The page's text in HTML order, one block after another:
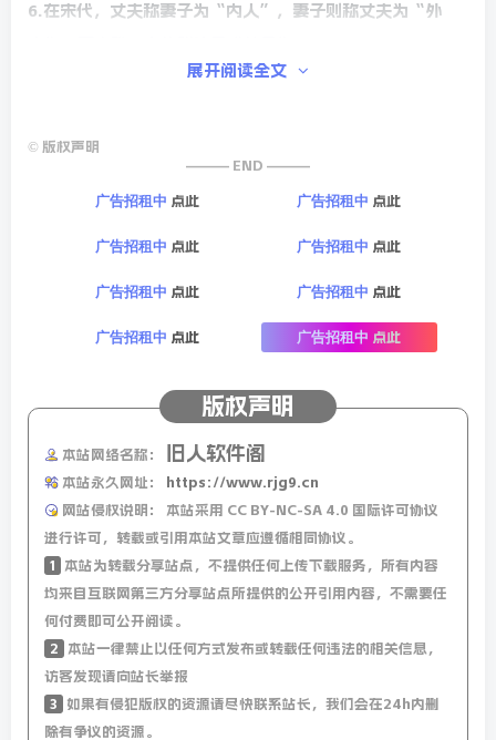
6.在宋代，丈夫称妻子为“内人”，妻子则称丈夫为“外
来哈佛大学直接把他除了名。直到其80多岁的时候，才被授
予名誉学位。
8.洗脸的次数并不是越多越好，最好是一天洗两次，早上起
床后和晚上睡前半小时各一次。因为如果洗的次数太多，会
对皮肤表面的天然油脂保护层造成破坏，甚至导致皮肤干
9.普通朝鲜人是不能申请护照的，只有那些需要出国参加运
动会，商务谈判或者专业访问的人员，朝鲜政府才会发给护
照，而且回国之后就会立即收回。
10.银耳汤里煮出来的黏糊糊的东西，并不是胶原蛋白，而是
可溶性膳食纤维。吃多了并不会美白，反而可能让人放屁。
展开阅读全文
© 版权声明
——— END ———
广告招租中 点此 广告招租中 点此
广告招租中 点此 广告招租中 点此
广告招租中 点此 广告招租中 点此
广告招租中 点此 广告招租中 点此
版权声明
本站网络名称： 旧人软件阁
本站永久网址：
https://www.rjg9.cn
网站侵权说明：
本站采用 CC BY-NC-SA 4.0 国际许可协议
进行许可，转载或引用本站文章应遵循相同协议。
1
本站为转载分享站点，不提供任何上传下载服务，所有内容
均来自互联网第三方分享站点所提供的公开引用内容，不需要任
何付费即可公开阅读。
2
本站一律禁止以任何方式发布或转载任何违法的相关信息，
访客发现请向站长举报
3
如果有侵犯版权的资源请尽快联系站长，我们会在24h内删
除有争议的资源。